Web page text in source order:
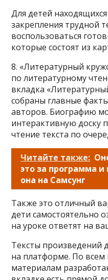
Для детей
закрепления трудной
воспользоваться
которые состоят из
8. «Литературный
по литературному
вкладка
собраны главные
авторов. Биографию
интерактивную доску
чтение текста по
Читайте также:
это за программа
она на Самсунг
Также это отличный
дети самостоятельно
на уроке ответят на
Тексты произведений
на платформе. По
материалам